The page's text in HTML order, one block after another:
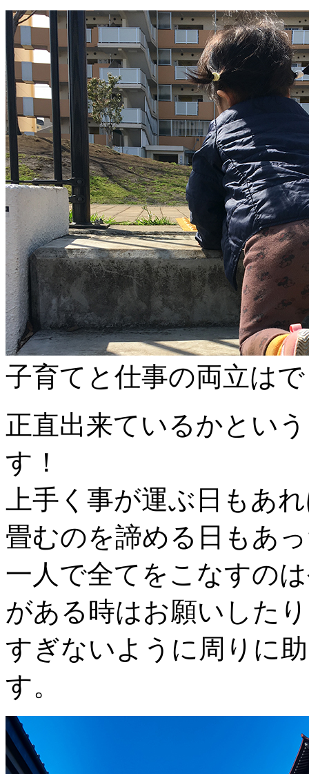
子育てと仕事の両立は
正直出来ているかとい
す！
上手く事が運ぶ日もあ
畳むのを諦める日もあ
一人で全てをこなすの
がある時はお願いした
すぎないように周りに
す。